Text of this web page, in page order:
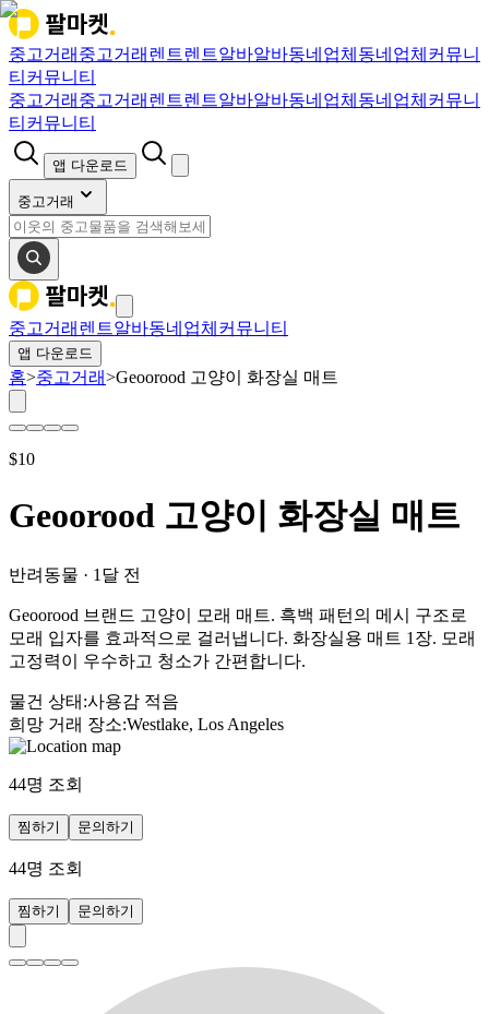
중고거래 중고거래 렌트렌트알바알바동네업체 동네업체 커뮤니
티 커뮤니티
중고거래 중고거래 렌트렌트알바알바동네업체 동네업체 커뮤니
티 커뮤니티
앱 다운로드
중고거래
중고거래 렌트알바동네업체 커뮤니티
앱 다운로드
홈>중고거래>Geoorood 고양이 화장실 매트
$10
Geoorood 고양이 화장실 매트
반려동물 · 1달 전
Geoorood 브랜드 고양이 모래 매트. 흑백 패턴의 메시 구조로
모래 입자를 효과적으로 걸러냅니다. 화장실용 매트 1장. 모래
고정력이 우수하고 청소가 간편합니다.
물건 상태 :사용감 적음
희망 거래 장소:Westlake, Los Angeles
44명 조회
찜하기 문의하기
44명 조회
찜하기 문의하기